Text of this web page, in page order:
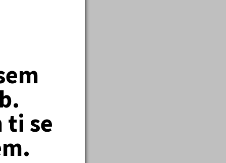
ti se
době nereálná.
polokouli každý